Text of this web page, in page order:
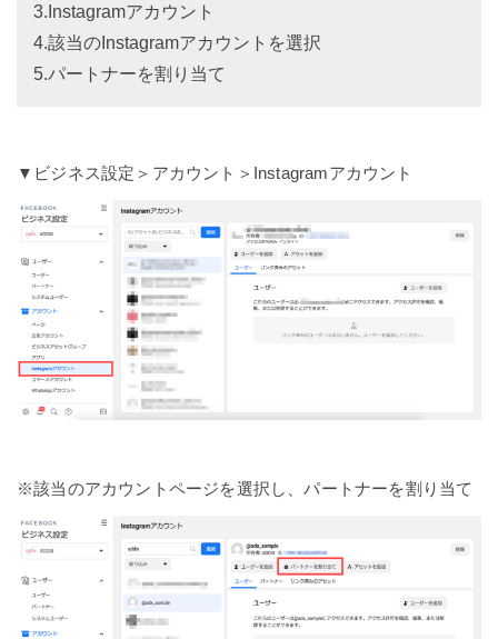
3.Instagramアカウント
4.該当のInstagramアカウントを選択
5.パートナーを割り当て
▼ビジネス設定＞アカウント＞Instagramアカウント
※該当のアカウントページを選択し、パートナーを割り当て